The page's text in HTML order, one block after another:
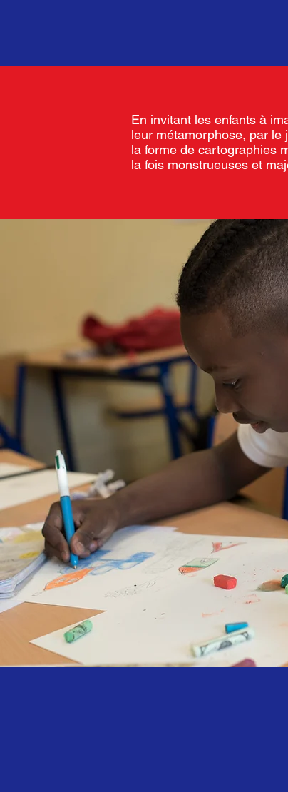
En invitant les enfants à
leur métamorphose, par le
la forme de cartographies
la fois monstrueuses et